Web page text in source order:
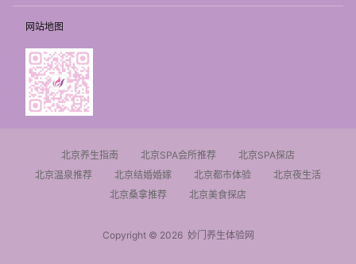
网站地图
北京养生指南 北京SPA会所推荐
北京SPA探店
北京温泉推荐
北京结婚婚嫁 北京都市体验
北京夜生活
北京桑拿推荐
北京美食探店
Copyright © 2026妙门养生体验网